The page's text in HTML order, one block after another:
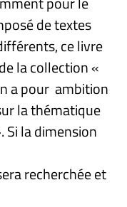
de textes
ce livre
la collection «
a pour ambition
la thématique
Si la dimension
recherchée et